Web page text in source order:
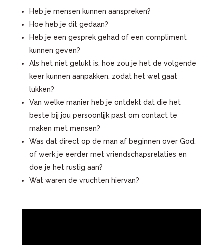
Heb je mensen kunnen aanspreken?
Hoe heb je dit gedaan?
Heb je een gesprek gehad of een compliment
kunnen geven?
Als het niet gelukt is, hoe zou je het de volgende
keer kunnen aanpakken, zodat het wel gaat
lukken?
Van welke manier heb je ontdekt dat die het
beste bij jou persoonlijk past om contact te
maken met mensen?
Was dat direct op de man af beginnen over God,
of werk je eerder met vriendschapsrelaties en
doe je het rustig aan?
Wat waren de vruchten hiervan?